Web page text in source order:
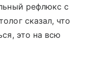
рефлюкс с
сказал, что
это на всю